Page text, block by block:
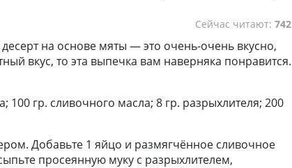
Сейчас читают: 742
на основе мяты — это очень-очень вкусно,
вкус, то эта выпечка вам наверняка понравится.
100 гр. сливочного масла; 8 гр. разрыхлителя; 200
Добавьте 1 яйцо и размягчённое сливочное
просеянную муку с разрыхлителем,